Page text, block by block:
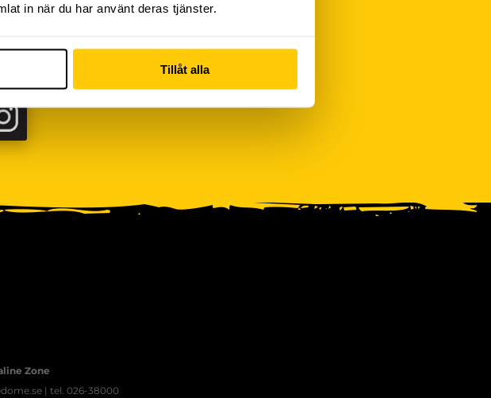
in när du har använt deras tjänster.
Tillåt alla
MEDIER
Zone
| tel. 026-38000